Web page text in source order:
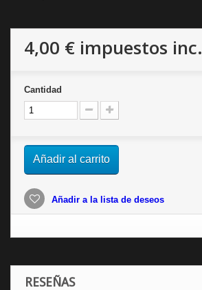
4,00 € impuestos inc.
Cantidad
Añadir al carrito
Añadir a la lista de deseos
RESEÑAS